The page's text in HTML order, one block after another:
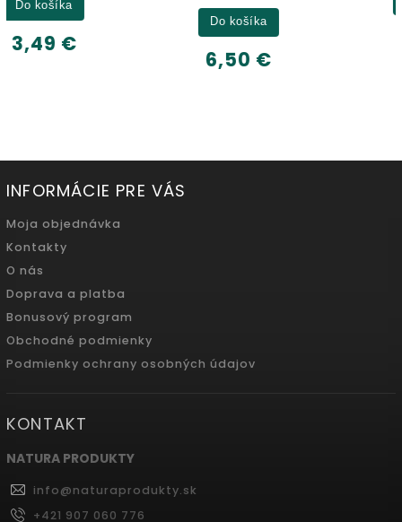
Do košíka
6,32 €
INFORMÁCIE PRE VÁS
Moja objednávka
Kontakty
O nás
Doprava a platba
Bonusový program
Obchodné podmienky
Podmienky ochrany osobných údajov
KONTAKT
NATURA PRODUKTY
info@naturaprodukty.sk
+421 907 060 776